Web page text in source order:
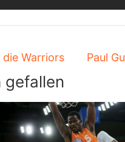
die Warriors Paul
gefallen